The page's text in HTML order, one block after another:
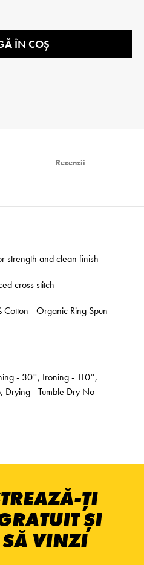
ÎN COȘ
Recenzii
strength and clean finish
cross stitch
- Organic Ring Spun
- 30°, Ironing - 110°,
- Tumble Dry No
ȚI
ȘI
SĂ VINZI